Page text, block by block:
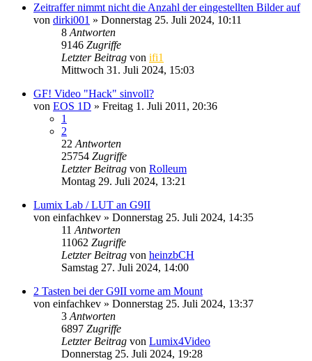
Zeitraffer nimmt nicht die Anzahl der eingestellten Bilder auf
von dirki001 » Donnerstag 25. Juli 2024, 10:11
8 Antworten
9146 Zugriffe
Letzter Beitrag von ifi1
Mittwoch 31. Juli 2024, 15:03
GF! Video "Hack" sinvoll?
von EOS 1D » Freitag 1. Juli 2011, 20:36
1
2
22 Antworten
25754 Zugriffe
Letzter Beitrag von Rolleum
Montag 29. Juli 2024, 13:21
Lumix Lab / LUT an G9II
von einfachkev » Donnerstag 25. Juli 2024, 14:35
11 Antworten
11062 Zugriffe
Letzter Beitrag von heinzbCH
Samstag 27. Juli 2024, 14:00
2 Tasten bei der G9II vorne am Mount
von einfachkev » Donnerstag 25. Juli 2024, 13:37
3 Antworten
6897 Zugriffe
Letzter Beitrag von Lumix4Video
Donnerstag 25. Juli 2024, 19:28